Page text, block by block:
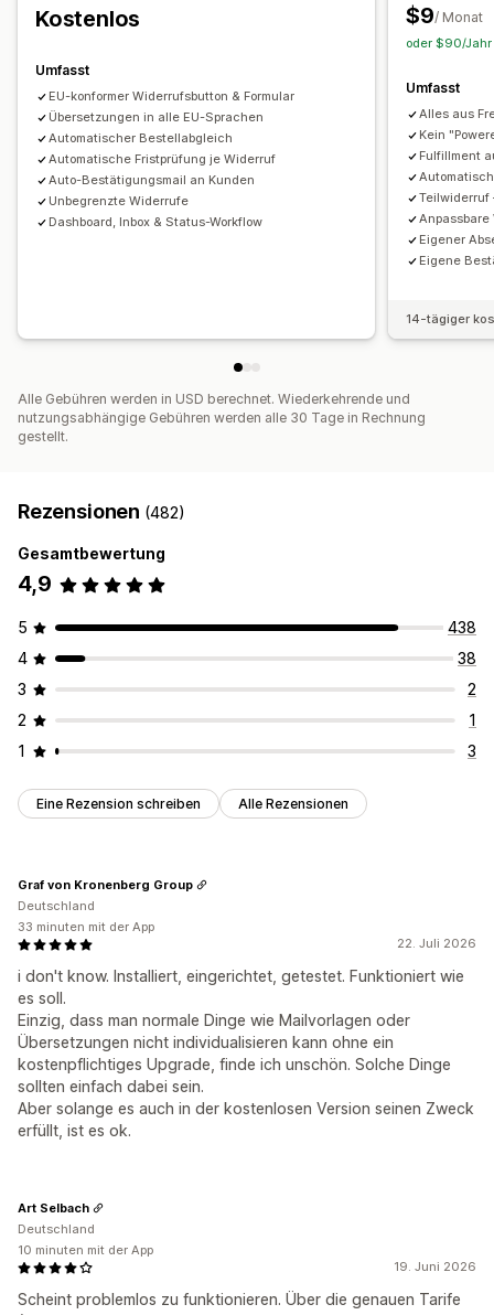
Lagerbestands-Updates
Kostenlos
Umfasst
EU-konformer Widerrufsbutton & Formular
Übersetzungen in alle EU-Sprachen
Automatischer Bestellabgleich
Automatische Fristprüfung je Widerruf
Auto-Bestätigungsmail an Kunden
Unbegrenzte Widerrufe
Dashboard, Inbox & Status-Workflow
$9/ Monat
oder $90/Jahr
Umfasst
Alles aus
Kein
Fulfillment
Teilwiderruf
Eigener
Eigene
14-tägiger
Alle Gebühren werden in USD berechnet. Wiederkehrende und
nutzungsabhängige Gebühren werden alle 30 Tage in Rechnung
gestellt.
Rezensionen (482)
Gesamtbewertung
4,9
5
438
4
38
3
2
2
1
1
3
Eine Rezension schreiben Alle Rezensionen
22. Juli 2026
i don't know. Installiert, eingerichtet, getestet. Funktioniert wie
es soll.
Einzig, dass man normale Dinge wie Mailvorlagen oder
Übersetzungen nicht individualisieren kann ohne ein
kostenpflichtiges Upgrade, finde ich unschön. Solche Dinge
sollten einfach dabei sein.
Aber solange es auch in der kostenlosen Version seinen Zweck
erfüllt, ist es ok.
Graf von Kronenberg Group
Deutschland
33 minuten mit der App
19. Juni 2026
Scheint problemlos zu funktionieren. Über die genauen Tarife
Art Selbach
Deutschland
10 minuten mit der App